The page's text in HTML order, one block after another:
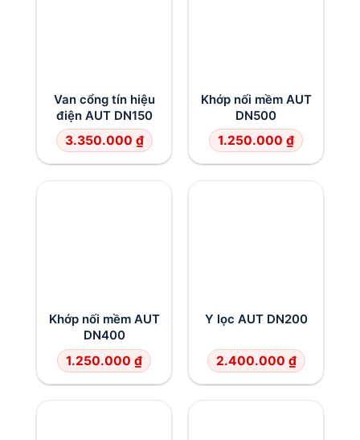
Van cổng tín hiệu
điện AUT DN150
3.350.000 ₫
Khớp nối mềm AUT
DN500
1.250.000 ₫
Khớp nối mềm AUT
DN400
1.250.000 ₫
Y lọc AUT DN200
2.400.000 ₫